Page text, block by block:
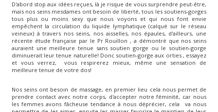
D'abord stop aux idées reçues, là je risque de vous surprendre peut-être,
mais nos seins mesdames ont besoin de liberté, tous les soutiens-gorges
tous plus ou moins sexy que nous voyons et qui nous font envie
empêchent la circulation du liquide lymphatique (calqué sur le réseau
veineux) à travers nos seins, nos aisselles, nos épaules, d'ailleurs, une
récente étude française par le Pr Rouillon , a démontré que nos seins
auraient une meilleure tenue sans soutien gorge ou le soutien-gorge
diminuerait leur tenue naturelle! Donc soutien-gorge aux orties , essayez
et vous verrez, vous respirerez mieux, même une sensation de
meilleure tenue de votre dos!
Nos seins ont besoin de massage, en premier lieu cela nous permet de
prendre contact avec notre corps, d'accepter notre féminité, car nous
les femmes avons fâcheuse tendance à nous déprécier, cela va nous